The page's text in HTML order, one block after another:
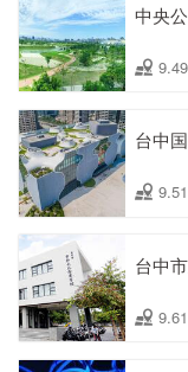
中央
台中
台中